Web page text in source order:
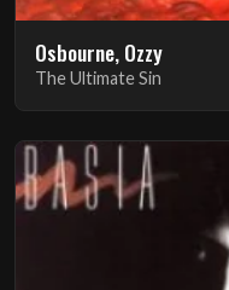
Osbourne, Ozzy
The Ultimate Sin